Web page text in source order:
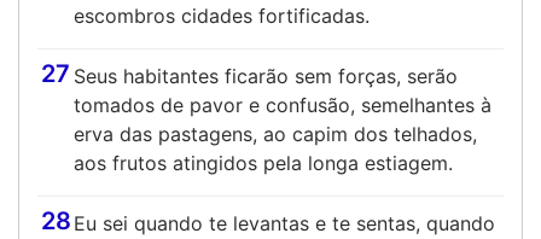
escombros cidades fortificadas.
27 Seus habitantes ficarão sem forças, serão
tomados de pavor e confusão, semelhantes à
erva das pastagens, ao capim dos telhados,
aos frutos atingidos pela longa estiagem.
28 Eu sei quando te levantas e te sentas, quando